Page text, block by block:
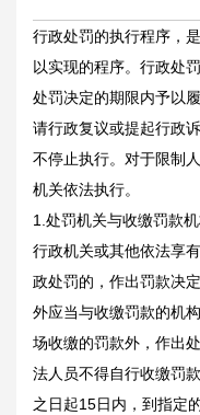
行政处罚的执行程序，
以实现的程序。行政处
处罚决定的期限内予以
请行政复议或提起行政
不停止执行。对于限制
机关依法执行。
1.处罚机关与收缴罚款
行政机关或其他依法享
政处罚的，作出罚款决
外应当与收缴罚款的机
场收缴的罚款外，作出
法人员不得自行收缴罚
之日起15日内，到指定